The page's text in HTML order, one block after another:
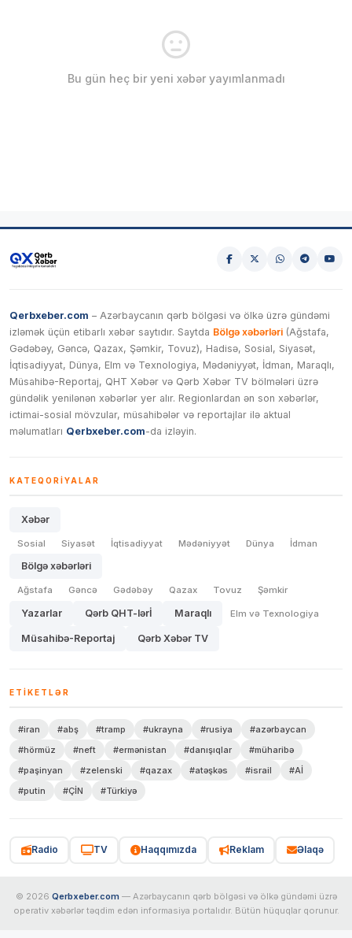
Bu gün heç bir yeni xəbər yayımlanmadı
Qerbxeber.com – Azərbaycanın qərb bölgəsi və ölkə üzrə gündəmi
izləmək üçün etibarlı xəbər saytıdır. Saytda Bölgə xəbərləri (Ağstafa,
Gədəbəy, Gəncə, Qazax, Şəmkir, Tovuz), Hadisə, Sosial, Siyasət,
İqtisadiyyat, Dünya, Elm və Texnologiya, Mədəniyyət, İdman, Maraqlı,
Müsahibə-Reportaj, QHT Xəbər və Qərb Xəbər TV bölmələri üzrə
gündəlik yenilənən xəbərlər yer alır. Regionlardan ən son xəbərlər,
ictimai-sosial mövzular, müsahibələr və reportajlar ilə aktual
məlumatları Qerbxeber.com-da izləyin.
KATEQORIYALAR
Xəbər
Sosial Siyasət İqtisadiyyat Mədəniyyət Dünya İdman
Bölgə xəbərləri
Ağstafa Gəncə Gədəbəy Qazax Tovuz Şəmkir
Yazarlar Qərb QHT-lərİ Maraqlı Elm və Texnologiya
Müsahibə-Reportaj Qərb Xəbər TV
ETIKETLƏR
#iran #abş #tramp #ukrayna #rusiya
#azərbaycan
#hörmüz
#neft #ermənistan #danışıqlar
#müharibə
#paşinyan
#zelenski #qazax #atəşkəs #israil
#Aİ
#putin
#ÇİN #Türkiyə
Radio TV Haqqımızda Reklam Əlaqə
© 2026 Qerbxeber.com — Azərbaycanın qərb bölgəsi və ölkə gündəmi üzrə
operativ xəbərlər təqdim edən informasiya portalıdır. Bütün hüquqlar qorunur.